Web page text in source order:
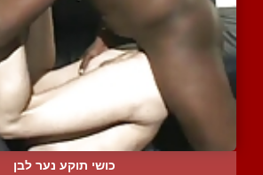
כושי תוקע נער לבן